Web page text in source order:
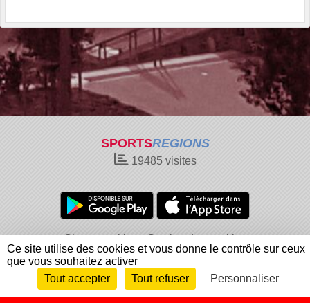
SPORTSREGIONS
19485visites
Charte cookies
Gestion des cookies
Informations légales
Signaler un contenu inapproprié
Envie de participer ? Connexion
Ce site utilise des cookies et vous donne le contrôle sur ceux
que vous souhaitez activer
Tout accepter
Tout refuser Personnaliser